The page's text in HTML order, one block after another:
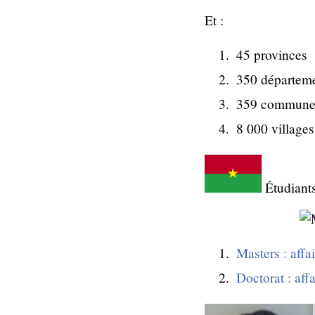
Et :
45 provinces
350
359
8 000 villages
Masters :
Doctorat :